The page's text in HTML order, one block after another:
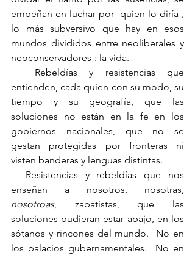
empeñan en luchar por -quien lo diría-,
lo más subversivo que hay en esos
mundos divididos entre neoliberales y
neoconservadores-: la vida.
entienden, cada quien con su modo, su
tiempo y su geografía, que las
soluciones no están en la fe en los
gobiernos nacionales, que no se
gestan protegidas por fronteras ni
visten banderas y lenguas distintas.
nosotroas, zapatistas, que las
soluciones pudieran estar abajo, en los
sótanos y rincones del mundo.  No en
los palacios gubernamentales.  No en